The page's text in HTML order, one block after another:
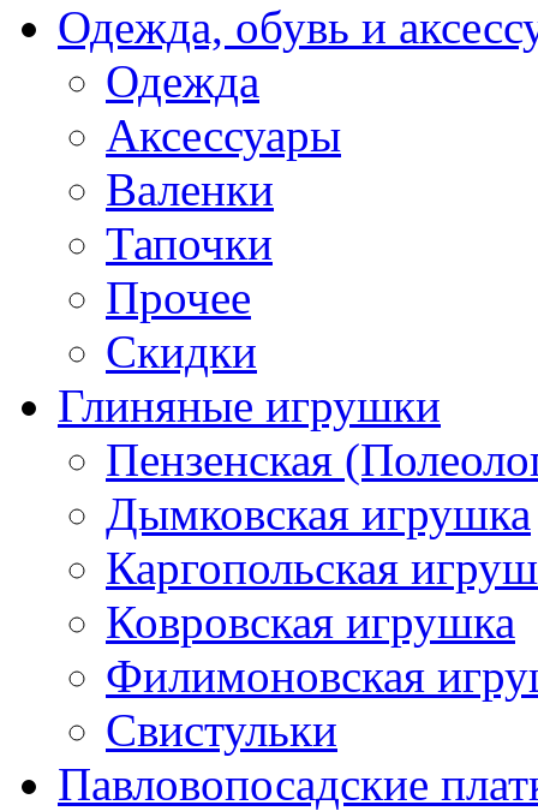
Одежда, обувь и
Одежда
Аксессуары
Валенки
Тапочки
Прочее
Скидки
Глиняные игрушки
Пензенская
Дымковская игрушка
Каргопольская
Ковровская игрушка
Филимоновская
Свистульки
Павловопосадские